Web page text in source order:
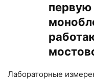
первую
Лабораторные